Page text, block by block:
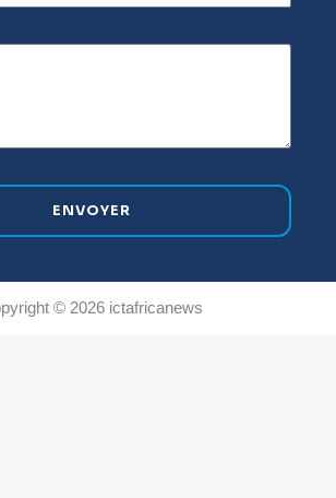
ENVOYER
© 2026 ictafricanews